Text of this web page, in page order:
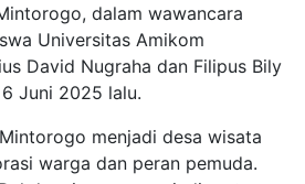
dalam wawancara
Universitas Amikom
David Nugraha dan Filipus Bily
Juni 2025 lalu.
menjadi desa wisata
warga dan peran pemuda.